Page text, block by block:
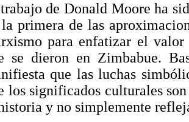
de Donald Moore ha
primera de las
para enfatizar el valor
se dieron en Zimbabue.
que las luchas
los significados culturales
y no simplemente